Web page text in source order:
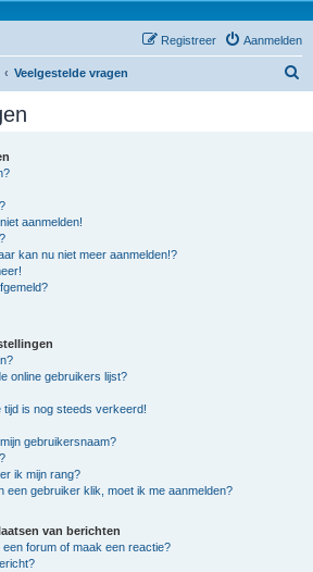
Aanmelden
Registreer
Veelgestelde vragen
aanmelden!
kan nu niet meer aanmelden!?
online gebruikers lijst?
tijd is nog steeds verkeerd!
gebruikersnaam?
ik mijn rang?
een gebruiker klik, moet ik me aanmelden?
van berichten
forum of maak een reactie?